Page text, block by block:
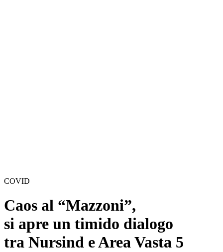
COVID
Caos al “Mazzoni”,
si apre un timido dialogo
tra Nursind e Area Vasta 5